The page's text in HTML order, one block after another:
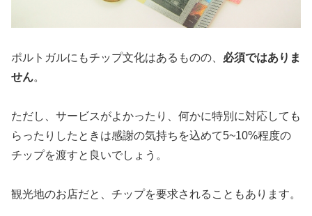
ポルトガルにもチップ文化はあるものの、 必須ではありま
せん。
ただし、サービスがよかったり、何かに特別に対応しても
らったりしたときは感謝の気持ちを込めて5~10%程度の
チップを渡すと良いでしょう。
観光地のお店だと、チップを要求されることもあります。